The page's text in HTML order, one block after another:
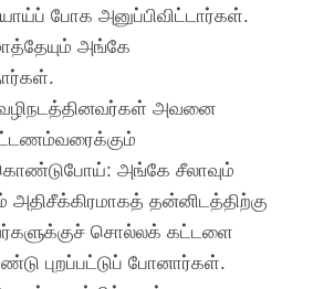
போக அனுப்பிவிட்டார்கள்.
அங்கே
வழிநடத்தினவர்கள் அவனை
அங்கே சீலாவும்
அதிசீக்கிரமாகத் தன்னிடத்திற்கு
சொல்லக் கட்டளை
புறப்பட்டுப் போனார்கள்.